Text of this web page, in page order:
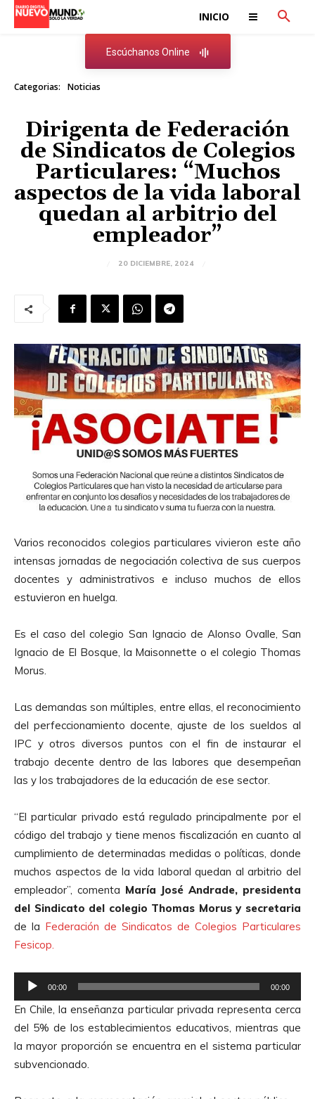
INICIO
Escúchanos Online
Categorias: Noticias
Dirigenta de Federación
de Sindicatos de Colegios
Particulares: “Muchos
aspectos de la vida laboral
quedan al arbitrio del
empleador”
20 DICIEMBRE, 2024
Varios reconocidos colegios particulares vivieron este año
intensas jornadas de negociación colectiva de sus cuerpos
docentes y administrativos e incluso muchos de ellos
estuvieron en huelga.
Es el caso del colegio San Ignacio de Alonso Ovalle, San
Ignacio de El Bosque, la Maisonnette o el colegio Thomas
Morus.
Las demandas son múltiples, entre ellas, el reconocimiento
del perfeccionamiento docente, ajuste de los sueldos al
IPC y otros diversos puntos con el fin de instaurar el
trabajo decente dentro de las labores que desempeñan
las y los trabajadores de la educación de ese sector.
“El particular privado está regulado principalmente por el
código del trabajo y tiene menos fiscalización en cuanto al
cumplimiento de determinadas medidas o políticas, donde
muchos aspectos de la vida laboral quedan al arbitrio del
empleador”, comenta María José Andrade, presidenta
del Sindicato del colegio Thomas Morus y secretaria
de la Federación de Sindicatos de Colegios Particulares
Fesicop.
e
p
r
o
d
00:00 00:00
En Chile, la enseñanza particular privada representa cerca
del 5% de los establecimientos educativos, mientras que
la mayor proporción se encuentra en el sistema particular
subvencionado.